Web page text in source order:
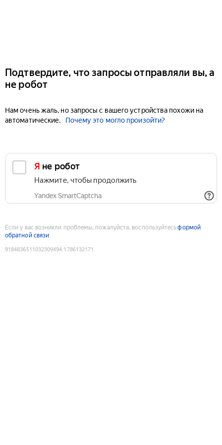
Подтвердите, что запросы отправляли вы, а
не робот
Нам очень жаль, но запросы с вашего устройства похожи на
автоматические.
Почему это могло произойти?
Я не робот
Нажмите, чтобы продолжить
Yandex SmartCaptcha
Если у вас возникли проблемы, пожалуйста, воспользуйтесьформой
обратной связи
9184836511032309494:1786132171